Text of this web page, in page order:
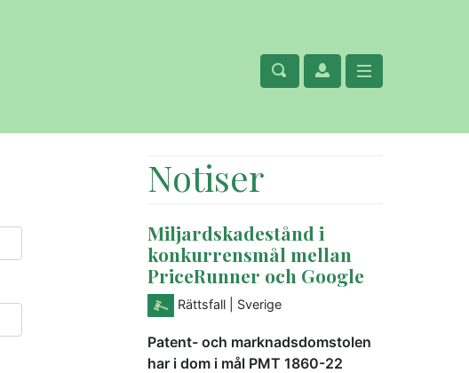
Notiser
Miljardskadestånd i
konkurrensmål mellan
PriceRunner och Google
Rättsfall | Sverige
Patent- och marknadsdomstolen
har i dom i mål PMT 1860-22